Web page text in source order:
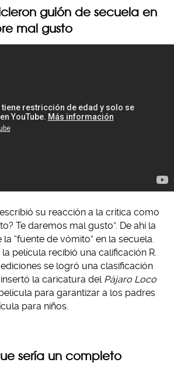
guión de secuela en
mal gusto
su reacción a la crítica como
Te daremos mal gusto”. De ahí la
“fuente de vómito” en la secuela.
película recibió una calificación R.
se logró una clasificación
la caricatura del Pájaro Loco
para garantizar a los padres
para niños.
sería un completo